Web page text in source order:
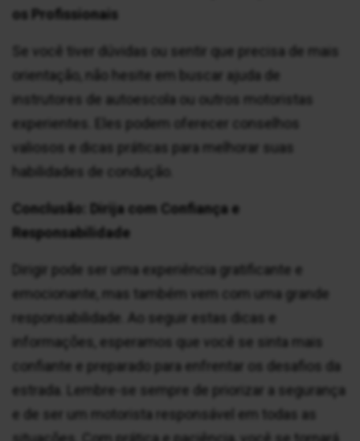
os Profissionais
Se você tiver dúvidas ou sentir que precisa de mais
orientação, não hesite em buscar ajuda de
instrutores de autoescola ou outros motoristas
experientes. Eles podem oferecer conselhos
valiosos e dicas práticas para melhorar suas
habilidades de condução.
Conclusão: Dirija com Confiança e
Responsabilidade
Dirigir pode ser uma experiência gratificante e
emocionante, mas também vem com uma grande
responsabilidade. Ao seguir estas dicas e
informações, esperamos que você se sinta mais
confiante e preparado para enfrentar os desafios da
estrada. Lembre-se sempre de priorizar a segurança
e de ser um motorista responsável em todas as